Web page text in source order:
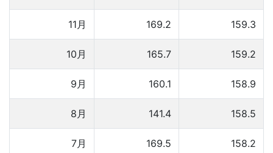
11月 169.2 159.3
10月 165.7 159.2
9月 160.1 158.9
8月 141.4 158.5
7月 169.5 158.2